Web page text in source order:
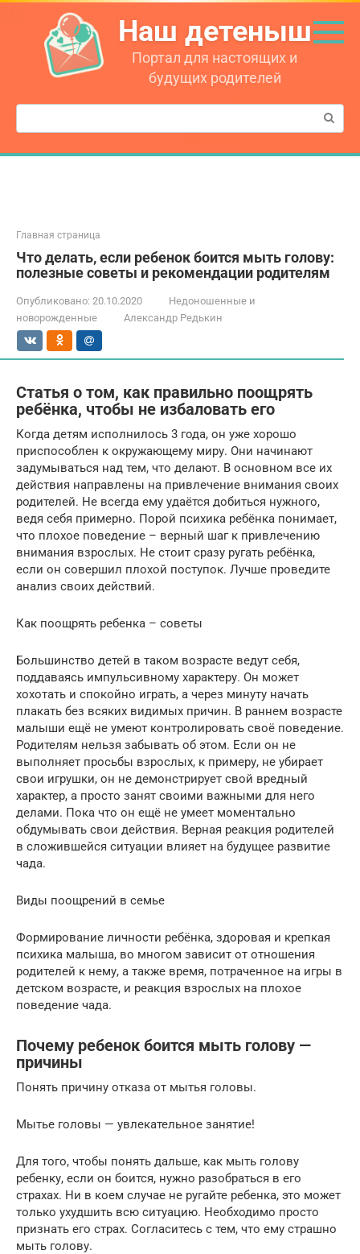
Перейти
контенту
Наш детеныш
Портал для настоящих и
будущих родителей
Поиск:
Главная страница
Что делать, если ребенок боится мыть голову:
полезные советы и рекомендации родителям
Опубликовано: 20.10.2020
Недоношенные и
новорожденные
Александр Редькин
Статья о том, как правильно поощрять
ребёнка, чтобы не избаловать его
Когда детям исполнилось 3 года, он уже хорошо
приспособлен к окружающему миру. Они начинают
задумываться над тем, что делают. В основном все их
действия направлены на привлечение внимания своих
родителей. Не всегда ему удаётся добиться нужного,
ведя себя примерно. Порой психика ребёнка понимает,
что плохое поведение – верный шаг к привлечению
внимания взрослых. Не стоит сразу ругать ребёнка,
если он совершил плохой поступок. Лучше проведите
анализ своих действий.
Как поощрять ребенка – советы
Большинство детей в таком возрасте ведут себя,
поддаваясь импульсивному характеру. Он может
хохотать и спокойно играть, а через минуту начать
плакать без всяких видимых причин. В раннем возрасте
малыши ещё не умеют контролировать своё поведение.
Родителям нельзя забывать об этом. Если он не
выполняет просьбы взрослых, к примеру, не убирает
свои игрушки, он не демонстрирует свой вредный
характер, а просто занят своими важными для него
делами. Пока что он ещё не умеет моментально
обдумывать свои действия. Верная реакция родителей
в сложившейся ситуации влияет на будущее развитие
чада.
Виды поощрений в семье
Формирование личности ребёнка, здоровая и крепкая
психика малыша, во многом зависит от отношения
родителей к нему, а также время, потраченное на игры в
детском возрасте, и реакция взрослых на плохое
поведение чада.
Почему ребенок боится мыть голову —
причины
Понять причину отказа от мытья головы.
Мытье головы — увлекательное занятие!
Для того, чтобы понять дальше, как мыть голову
ребенку, если он боится, нужно разобраться в его
страхах. Ни в коем случае не ругайте ребенка, это может
только ухудшить всю ситуацию. Необходимо просто
признать его страх. Согласитесь с тем, что ему страшно
мыть голову.